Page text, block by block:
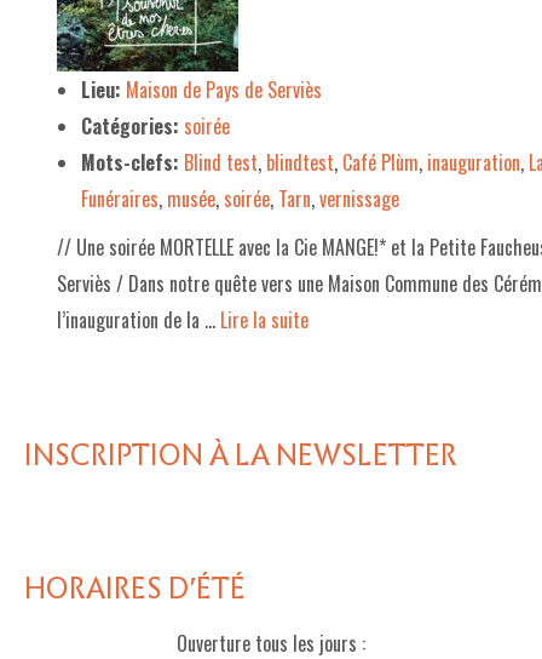
LE PROJET DE TERRITOIRE
LE CAFÉ/RESTO
LES FORMULES
LA CARTE
LA LIBRAIRIE
UNE LIBRAIRIE INDÉPENDANTE
Lieu: Maison de Pays de Serviès
Catégories: soirée
Mots-clefs: Blind test, blindtest, Café Plùm, inauguration,
Funéraires, musée, soirée, Tarn,vernissage
// Une soirée MORTELLE avec la Cie MANGE!* et la Petite
Serviès / Dans notre quête vers une Maison Commune des
l’inauguration de la … Lire la suite­­
INSCRIPTION À LA NEWSLETTER
HORAIRES D'ÉTÉ
Ouverture tous les jours :